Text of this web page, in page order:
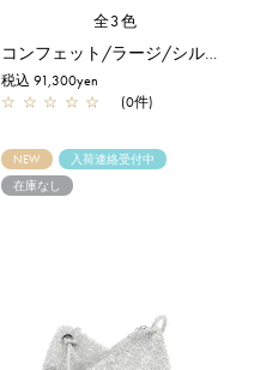
全3色
コンフェット/ラージ/シルバー
税込 91,300yen
☆ ☆ ☆ ☆ ☆ (0件)
NEW
入荷連絡受付中
在庫なし